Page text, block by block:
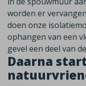
worden er
doen onze
ophangen van een
gevel een deel van
Daarna